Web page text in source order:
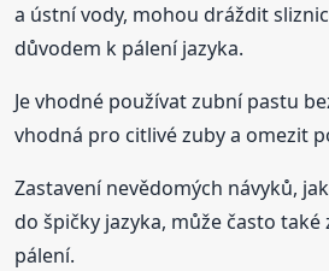
a ústní vody, mohou dráždit
důvodem k pálení jazyka.
Je vhodné používat zubní pastu
vhodná pro citlivé zuby a omezit
Zastavení nevědomých návyků,
do špičky jazyka, může často
pálení.